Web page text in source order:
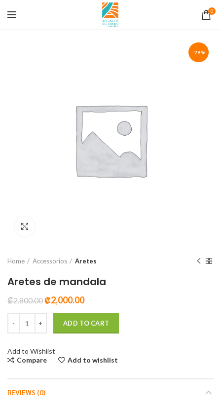
0
-29%
Home Accessorios Aretes
Aretes de mandala
₡2,800.00₡2,000.00
ADD TO CART
Add to Wishlist
Compare
Add to wishlist
REVIEWS (0)